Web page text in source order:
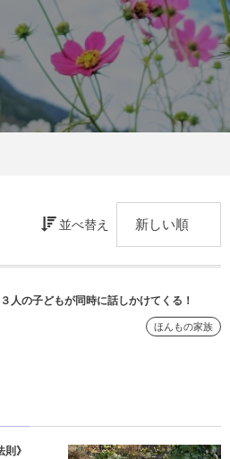
並べ替え
３人の子どもが同時に話しかけてくる！
ほんもの家族
》